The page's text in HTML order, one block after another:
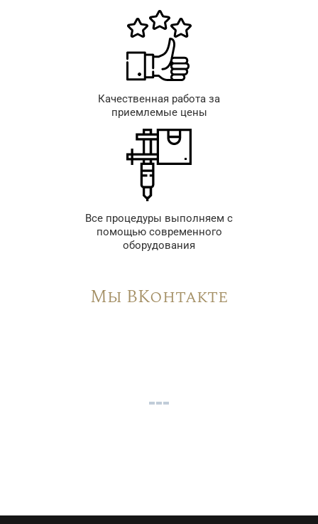
Качественная работа за
приемлемые цены
Все процедуры выполняем с
помощью современного
оборудования
Мы ВКонтакте